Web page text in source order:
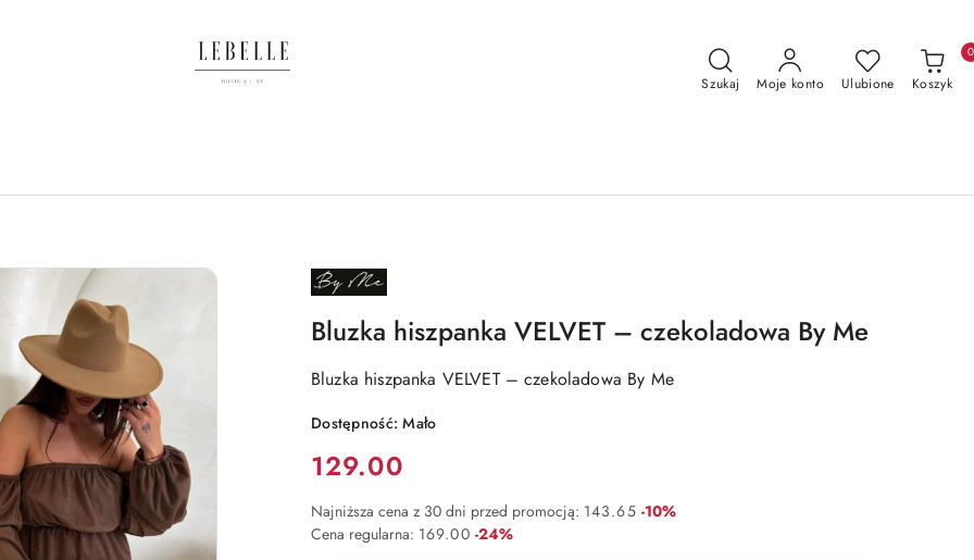
Szukaj Moje konto Ulubione Koszyk
0
NAZWA
PRODUCENTA:
ME
Bluzka hiszpanka VELVET – czekoladowa By Me
Bluzka hiszpanka VELVET – czekoladowa By Me
Dostępność:Mało
Cena:
129.00
Najniższa cena z 30 dni przed promocją: 143.65 Rabat:
-10%
Cena regularna: 169.00 Rabat:
-24%